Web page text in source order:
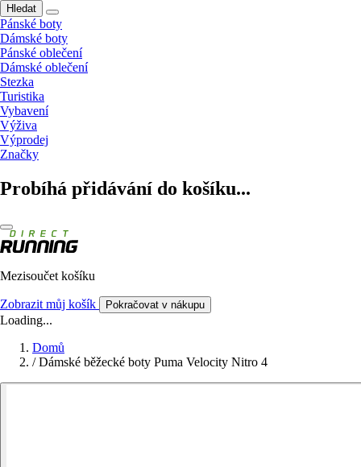
Hledat
Pánské boty
Dámské boty
Pánské oblečení
Dámské oblečení
Stezka
Turistika
Vybavení
Výživa
Výprodej
Značky
Probíhá přidávání do košíku...
Mezisoučet košíku
Zobrazit můj košík Pokračovat v nákupu
Loading...
Domů
/ Dámské běžecké boty Puma Velocity Nitro 4